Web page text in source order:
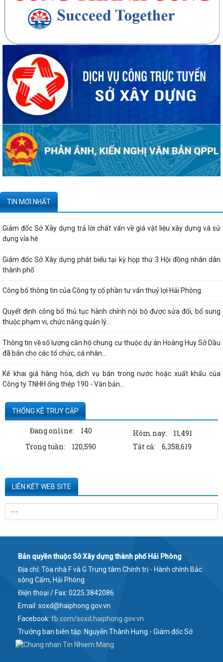
TIN MỚI NHẤT
Kê khai giá hàng hóa, dịch vụ bán trong nước hoặc xuất khẩu của
Công ty TNHH ống thép 190 - Văn bản...
Tạm thời chưa trả kết quả cấp chứng chỉ hành nghề hoạt động xây
dựng do vướng mắc hệ thống - Thông...
Quyết định công bố danh mục thủ tục hành chính được sửa đổi, bổ
sung, bị bãi bỏ thuộc phạm vi chức...
266 trường hợp được kiểm tra thông tin đăng ký mua, thuê nhà ở xã
hội tại Tràng Cát đợt 12 - Văn...
Thông báo kết quả phúc khảo kỳ thi sát hạch cấp chứng chỉ hành nghề
Giám đốc Sở Xây dựng trả lời chất vấn về giá vật liệu xây dựng và sử
dụng vỉa hè
Giám đốc Sở Xây dựng phát biểu tại kỳ họp thứ 3 Hội đồng nhân dân
thành phố
Công bố thông tin của Công ty cổ phần tư vấn thuỷ lợi Hải Phòng
Quyết định công bố thủ tục hành chính nội bộ được sửa đổi, bổ sung
thuộc phạm vi, chức năng quản lý...
Thông tin về số lượng căn hộ chung cư thuộc dự án Hoàng Huy Sở Dầu
đã bán cho các tổ chức, cá nhân...
Kê khai giá hàng hóa, dịch vụ bán trong nước hoặc xuất khẩu của
Công ty TNHH ống thép 190 - Văn bản...
Thông báo hạn chế giao thông đường thủy trên sông Thái Bình phục
vụ trục vớt phương tiện bị chìm -...
Kê khai giá hàng hóa, dịch vụ bán trong nước hoặc xuất khẩu của
Công ty TNHH ống thép 190 - Văn bản...
Công ty TNHH ống thép 190 - Văn bản...
Công bố thông tin về năng lực đủ điều kiện hoạt động thí nghiệm
Công bố thông tin về năng lực đủ điều kiện hoạt động thí nghiệm
chuyên ngành xây dựng của Công ty...
Quyết định về việc công bố Chỉ số giá xây dựng công trình tỉnh Hải
Dương (cũ) tại thời điểm Quý IV...
Công bố thông tin dự án đầu tư xây dựng khu nhà ở xã hội thuộc Khu
dân cư phường Ngọc Châu, thành...
THỐNG KÊ TRUY CẬP
Đang online: 140 Hôm nay:
11,491
Trong tuần:
120,590 Tất cả: 6,358,619
LIÊN KẾT WEB SITE
Bản quyền thuộc Sở Xây dựng thành phố Hải Phòng
Địa chỉ: Tòa nhà F và G Trung tâm Chính trị - Hành chính Bắc
sông Cấm, Hải Phòng
Điện thoại / Fax: 0225.3842086
Email: soxd@haiphong.gov.vn
Facebook: fb.com/soxd.haiphong.gov.vn
Trưởng ban biên tập: Nguyễn Thành Hưng - Giám đốc Sở